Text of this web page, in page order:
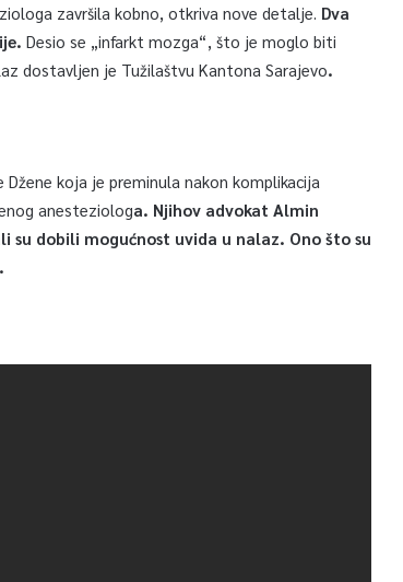
završila kobno, otkriva nove detalje. Dva
Desio se „infarkt mozga“, što je moglo biti
dostavljen je Tužilaštvu Kantona Sarajevo.
koja je preminula nakon komplikacija
anesteziologa. Njihov advokat Almin
su dobili mogućnost uvida u nalaz. Ono što su